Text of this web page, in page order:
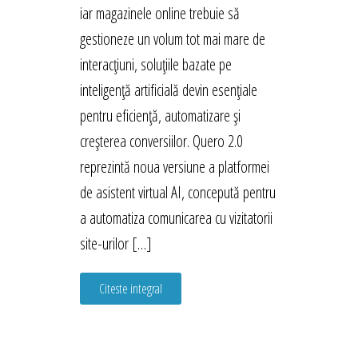
iar magazinele online trebuie să
gestioneze un volum tot mai mare de
interacțiuni, soluțiile bazate pe
inteligență artificială devin esențiale
pentru eficiență, automatizare și
creșterea conversiilor. Quero 2.0
reprezintă noua versiune a platformei
de asistent virtual AI, concepută pentru
a automatiza comunicarea cu vizitatorii
site-urilor […]
Citeste integral